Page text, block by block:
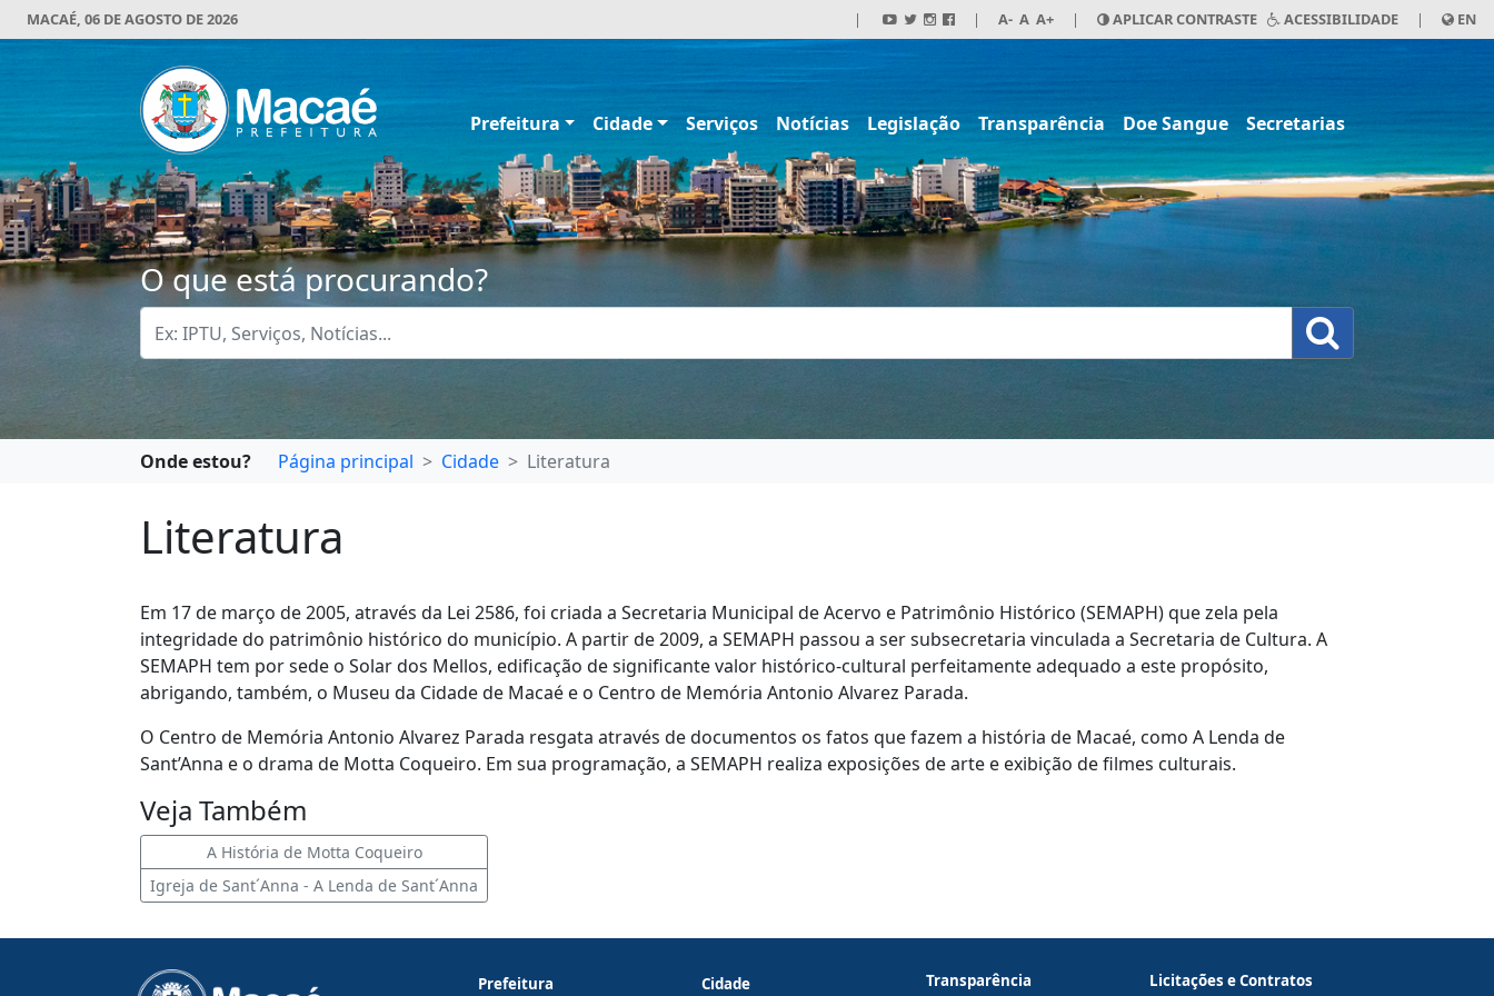
MACAÉ, 06 DE AGOSTO DE 2026 | | A- A A+ | APLICAR CONTRASTE ACESSIBILIDADE | EN
Prefeitura Cidade Serviços Notícias Legislação Transparência Doe Sangue Secretarias
O que está procurando?
Onde estou? Página principal Cidade Literatura
Literatura
Em 17 de março de 2005, através da Lei 2586, foi criada a Secretaria Municipal de Acervo e Patrimônio Histórico (SEMAPH) que zela pela
integridade do patrimônio histórico do município. A partir de 2009, a SEMAPH passou a ser subsecretaria vinculada a Secretaria de Cultura. A
SEMAPH tem por sede o Solar dos Mellos, edificação de significante valor histórico-cultural perfeitamente adequado a este propósito,
abrigando, também, o Museu da Cidade de Macaé e o Centro de Memória Antonio Alvarez Parada.
O Centro de Memória Antonio Alvarez Parada resgata através de documentos os fatos que fazem a história de Macaé, como A Lenda de
Sant’Anna e o drama de Motta Coqueiro. Em sua programação, a SEMAPH realiza exposições de arte e exibição de filmes culturais.
Veja Também
A História de Motta Coqueiro
Igreja de Sant´Anna - A Lenda de Sant´Anna
Prefeitura Cidade Transparência Licitações e Contratos